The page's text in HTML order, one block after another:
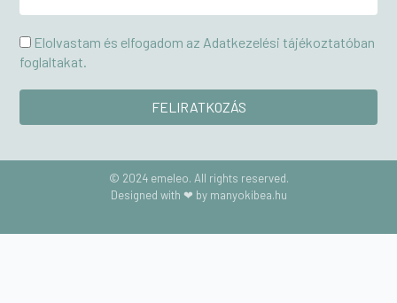
Elolvastam és elfogadom az Adatkezelési tájékoztatóban
foglaltakat.
© 2024 emeleo. All rights reserved.
Designed with ❤ by manyokibea.hu